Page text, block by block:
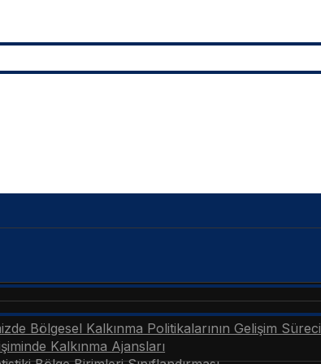
Bölgesel Kalkınma Politikalarının Gelişim Süreci
Kalkınma Ajansları